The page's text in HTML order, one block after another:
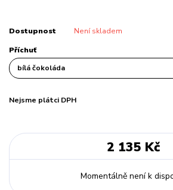
Dostupnost Není skladem
Příchuť
Nejsme plátci DPH
2 135 Kč
Momentálně není k